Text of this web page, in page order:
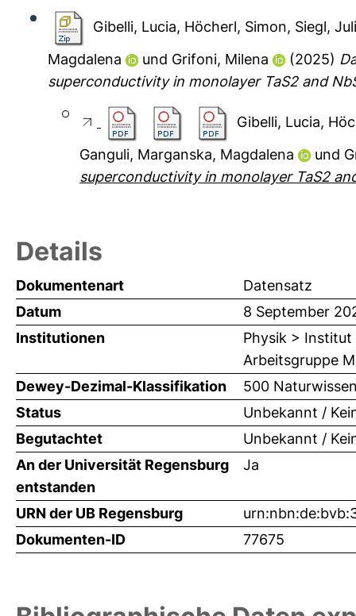
Gibelli, Lucia, Höcherl, Simon, Siegl,
Magdalena
und Grifoni, Milena (2025)
superconductivity in monolayer TaS2 and
Gibelli, Lucia,
Ganguli, Marganska, Magdalena und
superconductivity in monolayer TaS2
Details
Dokumentenart
Datensatz
Datum
8 September
Institutionen
Physik >
Arbeitsgruppe
Dewey-Dezimal-Klassifikation
500
Status
Unbekannt /
Begutachtet
Unbekannt /
An der Universität Regensburg
entstanden
Ja
URN der UB Regensburg
Dokumenten-ID
77675